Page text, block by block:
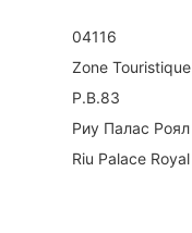
04116
Zone
P.B.83
Риу Палас
Riu Palace